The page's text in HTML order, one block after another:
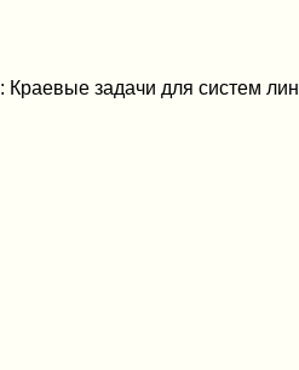
: Краевые задачи для систем